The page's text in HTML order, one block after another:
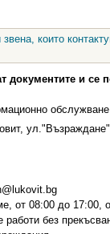
които
документите и се
от 08:00 до 17:00,
без